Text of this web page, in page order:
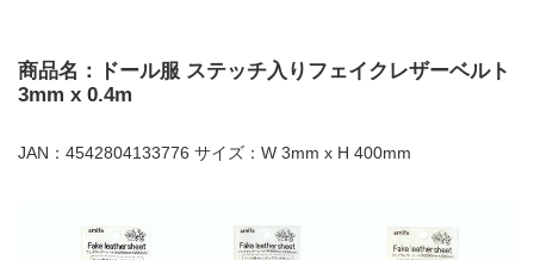
商品名：ドール服 ステッチ入りフェイクレザーベルト
3mm x 0.4m
JAN：4542804133776 サイズ：W 3mm x H 400mm